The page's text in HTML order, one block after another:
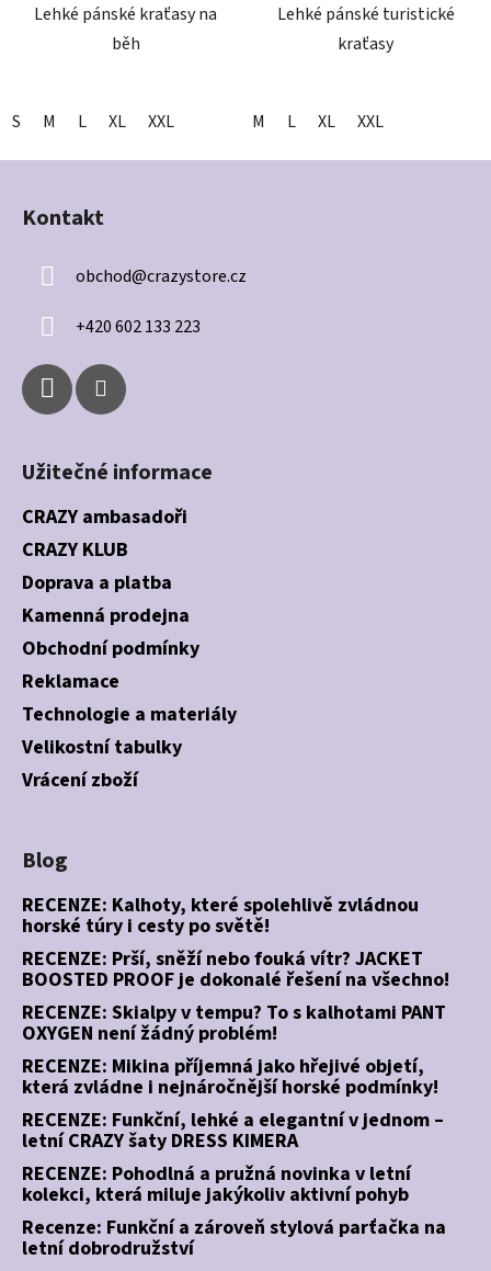
Lehké pánské kraťasy na
běh
S M L XL XXL
Lehké pánské turistické
kraťasy
M L XL XXL
Z
Kontakt
obchod@crazystore.cz
+420 602 133 223
Užitečné informace
CRAZY ambasadoři
CRAZY KLUB
Doprava a platba
Kamenná prodejna
Obchodní podmínky
Reklamace
Technologie a materiály
Velikostní tabulky
Vrácení zboží
Blog
RECENZE: Kalhoty, které spolehlivě zvládnou
horské túry i cesty po světě!
RECENZE: Prší, sněží nebo fouká vítr? JACKET
BOOSTED PROOF je dokonalé řešení na všechno!
RECENZE: Skialpy v tempu? To s kalhotami PANT
OXYGEN není žádný problém!
RECENZE: Mikina příjemná jako hřejivé objetí,
která zvládne i nejnáročnější horské podmínky!
RECENZE: Funkční, lehké a elegantní v jednom –
letní CRAZY šaty DRESS KIMERA
RECENZE: Pohodlná a pružná novinka v letní
kolekci, která miluje jakýkoliv aktivní pohyb
Recenze: Funkční a zároveň stylová parťačka na
letní dobrodružství